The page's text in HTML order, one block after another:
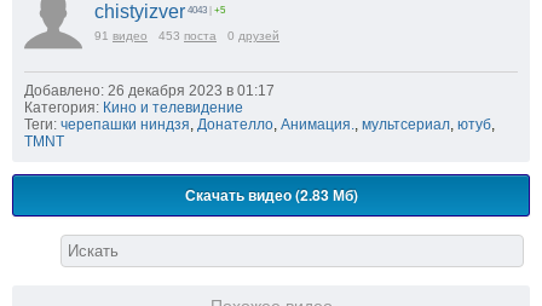
chistyizver 4043 +5
91 видео 453 поста 0 друзей
Добавлено: 26 декабря 2023 в 01:17
Категория: Кино и телевидение
Теги: черепашки ниндзя, Донателло, Анимация., мультсериал, ютуб,
TMNT
Скачать видео (2.83 Мб)